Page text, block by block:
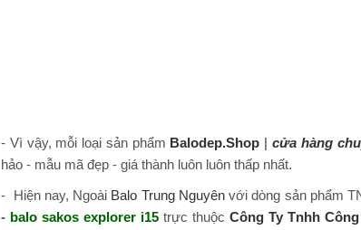
- Vì vậy, mỗi loại sản phẩm Balodep.Shop |cửa hàng
hảo - mẫu mã đẹp - giá thành luôn luôn thấp nhất.
- Hiện nay, Ngoài Balo Trung Nguyênvới dòng sản phẩm
- balo sakos explorer i15 trực thuộc Công Ty Tnhh